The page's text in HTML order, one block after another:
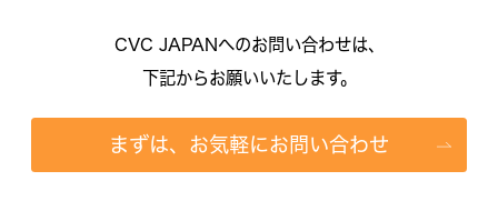
CVC JAPANへのお問い合わせは、
下記からお願いいたします。
まずは、お気軽にお問い合わせ